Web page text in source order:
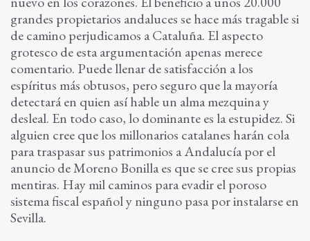
grandes propietarios andaluces se hace más tragable si
de camino perjudicamos a Cataluña. El aspecto
grotesco de esta argumentación apenas merece
comentario. Puede llenar de satisfacción a los
espíritus más obtusos, pero seguro que la mayoría
detectará en quien así hable un alma mezquina y
desleal. En todo caso, lo dominante es la estupidez. Si
alguien cree que los millonarios catalanes harán cola
para traspasar sus patrimonios a Andalucía por el
anuncio de Moreno Bonilla es que se cree sus propias
mentiras. Hay mil caminos para evadir el poroso
sistema fiscal español y ninguno pasa por instalarse en
Sevilla.